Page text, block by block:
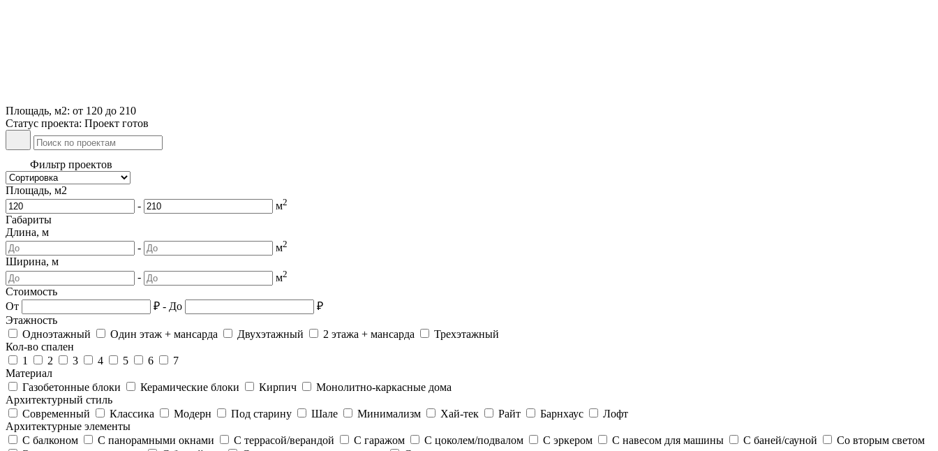
Площадь, м2: от 120 до 210
Статус проекта: Проект готов
Фильтр проектов
Площадь, м2
-
м2
Габариты
Длина, м
-
м2
Ширина, м
-
м2
Стоимость
От
₽ - До
₽
Этажность
Одноэтажный
Один этаж + мансарда Двухэтажный 2 этажа + мансарда
Трехэтажный
Кол-во спален
1
2 3 4 5 6
7
Материал
Газобетонные блоки
Керамические блоки Кирпич
Монолитно-каркасные дома
Архитектурный стиль
Современный
Классика Модерн Под старину Шале Минимализм Хай-тек Райт Барнхаус
Лофт
Архитектурные элементы
С балконом
С панорамными окнами С террасой/верандой С гаражом С цоколем/подвалом С эркером С навесом для машины С баней/сауной
Со вторым светом